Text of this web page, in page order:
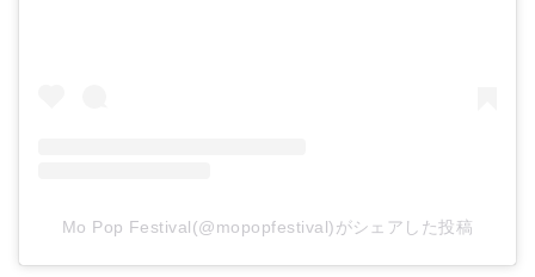
Mo Pop Festival(@mopopfestival)がシェアした投稿